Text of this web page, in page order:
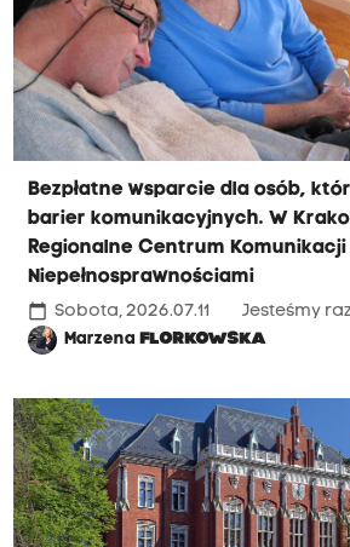
Bezpłatne wsparcie dla osób,
barier komunikacyjnych. W
Regionalne Centrum Komunikacji
Niepełnosprawnościami
calendar_today Sobota, 2026.07.11
Jesteśmy
MarzenaFLORKOWSKA